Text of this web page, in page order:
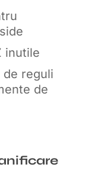
inutile
de reguli
de